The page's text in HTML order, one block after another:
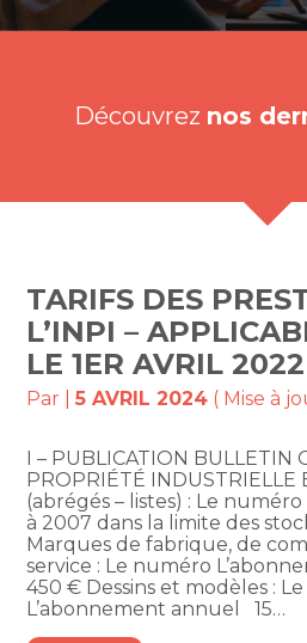
Découvrez nos
TARIFS DES
L’INPI –
LE 1ER AVRIL 2022
Par |5 AVRIL 2024 ( Mise à
I – PUBLICATION BULLETIN
PROPRIÉTÉ INDUSTRIELLE
(abrégés – listes) : Le
à 2007 dans la limite des
Marques de fabrique, de
service : Le numéro
450 € Dessins et modèles :
L’abonnement annuel 15…